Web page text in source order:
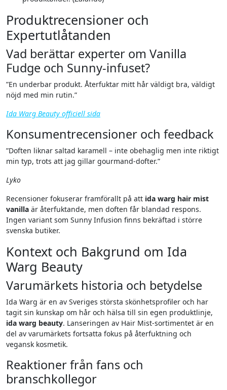
Produktrecensioner och
Expertutlåtanden
Vad berättar experter om Vanilla
Fudge och Sunny-infuset?
”En underbar produkt. Återfuktar mitt hår väldigt bra, väldigt
nöjd med min rutin.”
Ida Warg Beauty officiell sida
Konsumentrecensioner och feedback
”Doften liknar saltad karamell – inte obehaglig men inte riktigt
min typ, trots att jag gillar gourmand-dofter.”
Lyko
Recensioner fokuserar framförallt på att ida warg hair mist
vanilla är återfuktande, men doften får blandad respons.
Ingen variant som Sunny Infusion finns bekräftad i större
svenska butiker.
Kontext och Bakgrund om Ida
Warg Beauty
Varumärkets historia och betydelse
Ida Warg är en av Sveriges största skönhetsprofiler och har
tagit sin kunskap om hår och hälsa till sin egen produktlinje,
ida warg beauty. Lanseringen av Hair Mist-sortimentet är en
del av varumärkets fortsatta fokus på återfuktning och
vegansk kosmetik.
Reaktioner från fans och
branschkollegor